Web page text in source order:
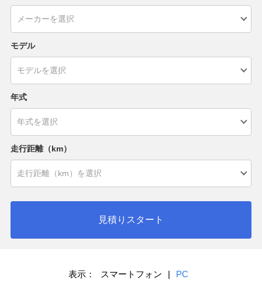
モデル
年式
走行距離（km）
見積りスタート
表示： スマートフォン | PC